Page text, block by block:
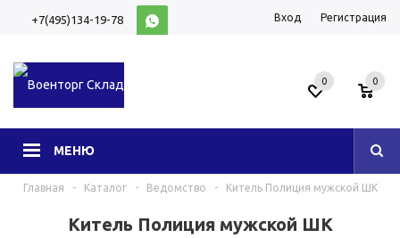
+7(495)134-19-78 Вход Регистрация
МЕНЮ
0 0
Главная - Каталог - Ведомство - Китель Полиция мужской ШК
Китель Полиция мужской ШК